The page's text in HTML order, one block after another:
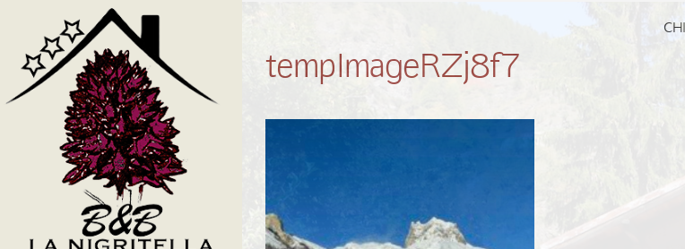
tempImageRZj8f7